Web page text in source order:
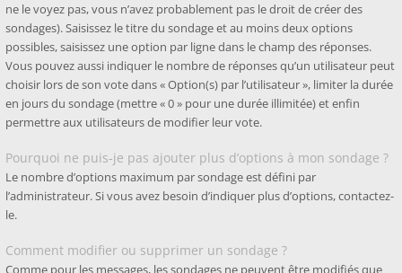
ne le voyez pas, vous n’avez probablement pas le droit de créer des
sondages). Saisissez le titre du sondage et au moins deux options
possibles, saisissez une option par ligne dans le champ des réponses.
Vous pouvez aussi indiquer le nombre de réponses qu’un utilisateur peut
choisir lors de son vote dans « Option(s) par l’utilisateur », limiter la durée
en jours du sondage (mettre « 0 » pour une durée illimitée) et enfin
permettre aux utilisateurs de modifier leur vote.
Pourquoi ne puis-je pas ajouter plus d’options à mon sondage ?
Le nombre d’options maximum par sondage est défini par
l’administrateur. Si vous avez besoin d’indiquer plus d’options, contactez-
le.
Comment modifier ou supprimer un sondage ?
Comme pour les messages, les sondages ne peuvent être modifiés que